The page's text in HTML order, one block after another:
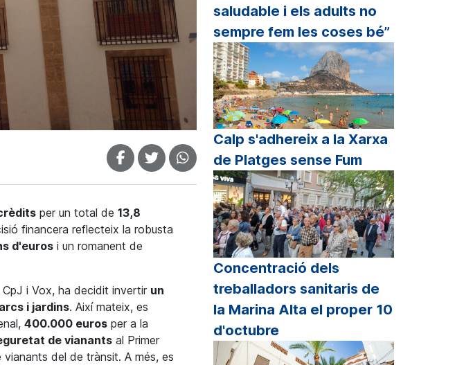
per un total de 13,8
financera reflecteix la robusta
d'euros i un romanent de
i Vox, ha decidit invertir un
i jardins. Així mateix, es
400.000 euros per a la
de vianants al Primer
vianants del de trànsit. A més, es
saludable i els adults no
sempre fem les coses bé”
Calp s'adhereix a la Xarxa
de Platges sense Fum
Concentració dels
treballadors sanitaris de
la Marina Alta el proper 10
d'octubre